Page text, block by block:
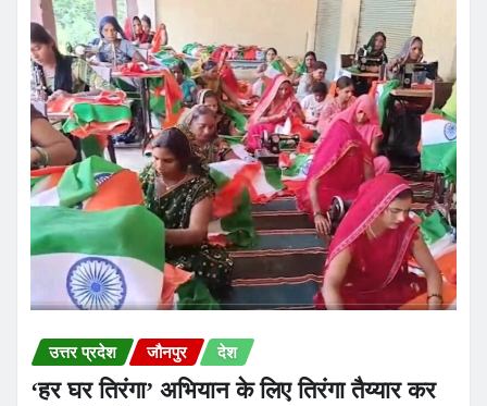
उत्तर प्रदेश जौनपुर देश
‘हर घर तिरंगा’ अभियान के लिए तिरंगा तैय्यार कर